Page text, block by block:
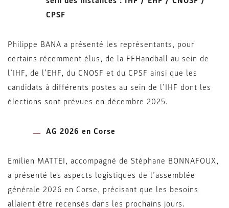
CPSF
Philippe BANA a présenté les représentants, pour
certains récemment élus, de la FFHandball au sein de
l’IHF, de l’EHF, du CNOSF et du CPSF ainsi que les
candidats à différents postes au sein de l’IHF dont les
élections sont prévues en décembre 2025.
AG 2026 en Corse
Emilien MATTEI, accompagné de Stéphane BONNAFOUX,
a présenté les aspects logistiques de l’assemblée
générale 2026 en Corse, précisant que les besoins
allaient être recensés dans les prochains jours.